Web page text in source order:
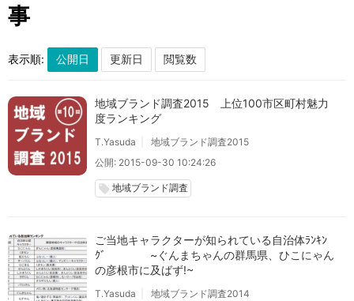
事
表示順:
地域ブランド調査2015 上位100市区町村魅力
度ランキング
T.Yasuda
地域ブランド調査2015
公開: 2015-09-30 10:24:26
local_offer 地域ブランド調査
ご当地キャラクターが知られている自治体ﾗﾝｷﾝ
ｸﾞ ~ぐんまちゃんの群馬県、ひこにゃん
の彦根市に及ばず!~
T.Yasuda
地域ブランド調査2014